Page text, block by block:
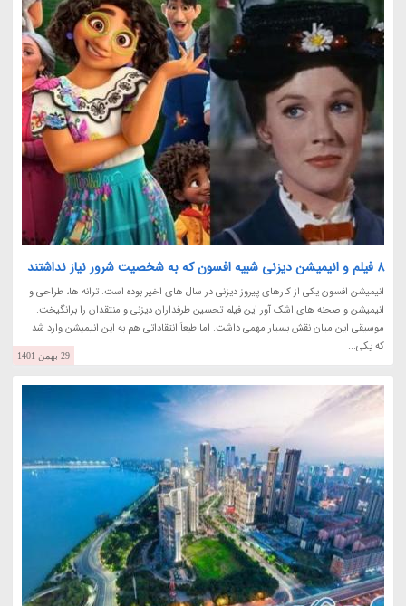
8 فیلم و انیمیشن دیزنی شبیه افسون که به شخصیت شرور نیاز نداشتند
انیمیشن افسون یکی از کارهای پیروز دیزنی در سال های اخیر بوده است. ترانه ها، طراحی و
انیمیشن و صحنه های اشک آور این فیلم تحسین طرفداران دیزنی و منتقدان را برانگیخت.
موسیقی این میان نقش بسیار مهمی داشت. اما طبعاً انتقاداتی هم به این انیمیشن وارد شد
که یکی...
29 بهمن 1401